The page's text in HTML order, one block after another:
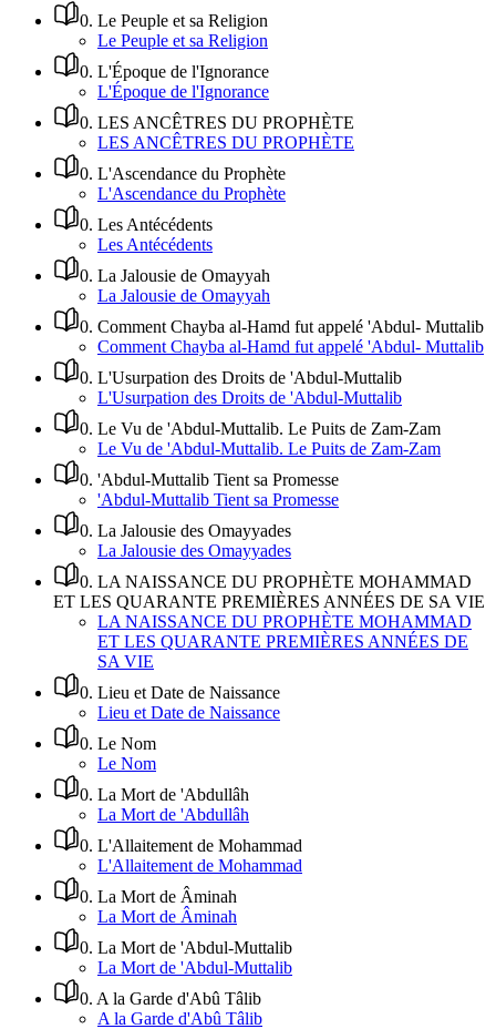
0. Le Peuple et sa Religion
Le Peuple et sa Religion
0. L'Époque de l'Ignorance
L'Époque de l'Ignorance
0. LES ANCÊTRES DU PROPHÈTE
LES ANCÊTRES DU PROPHÈTE
0. L'Ascendance du Prophète
L'Ascendance du Prophète
0. Les Antécédents
Les Antécédents
0. La Jalousie de Omayyah
La Jalousie de Omayyah
0. Comment Chayba al-Hamd fut appelé 'Abdul- Muttalib
Comment Chayba al-Hamd fut appelé 'Abdul- Muttalib
0. L'Usurpation des Droits de 'Abdul-Muttalib
L'Usurpation des Droits de 'Abdul-Muttalib
0. Le Vu de 'Abdul-Muttalib. Le Puits de Zam-Zam
Le Vu de 'Abdul-Muttalib. Le Puits de Zam-Zam
0. 'Abdul-Muttalib Tient sa Promesse
'Abdul-Muttalib Tient sa Promesse
0. La Jalousie des Omayyades
La Jalousie des Omayyades
0. LA NAISSANCE DU PROPHÈTE MOHAMMAD
ET LES QUARANTE PREMIÈRES ANNÉES DE SA VIE
LA NAISSANCE DU PROPHÈTE MOHAMMAD
ET LES QUARANTE PREMIÈRES ANNÉES DE
SA VIE
0. Lieu et Date de Naissance
Lieu et Date de Naissance
0. Le Nom
Le Nom
0. La Mort de 'Abdullâh
La Mort de 'Abdullâh
0. L'Allaitement de Mohammad
L'Allaitement de Mohammad
0. La Mort de Âminah
La Mort de Âminah
0. La Mort de 'Abdul-Muttalib
La Mort de 'Abdul-Muttalib
0. A la Garde d'Abû Tâlib
A la Garde d'Abû Tâlib